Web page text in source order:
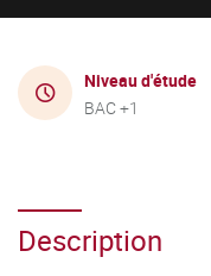
Niveau d'étude
BAC +1
Description